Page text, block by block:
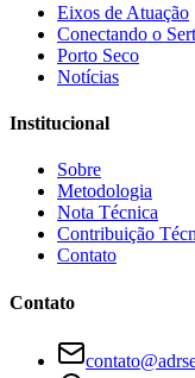
Eixos de Atuação
Conectando o
Porto Seco
Notícias
Institucional
Sobre
Metodologia
Nota Técnica
Contribuição
Contato
Contato